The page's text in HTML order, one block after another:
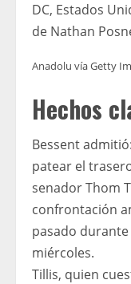
DC, Estados
de Nathan
Anadolu vía Getty
Hechos
Bessent
patear el
senador Thom
confrontación
pasado
miércoles.
Tillis, quien